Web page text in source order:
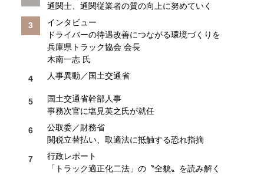
通関士、通関従業者の質の向上に努めていく
インタビュー
ドライバーの待遇改善につながる環境づくりを
兵庫県トラック協会 会長
木南一志 氏
人事異動／国土交通省
国土交通省幹部人事
事務次官に塩見英之氏が就任
公取委／財務省
関税立替払い、取適法に抵触する恐れ指摘
行政レポート
「トラック適正化二法」の〝全貌〟を読み解く